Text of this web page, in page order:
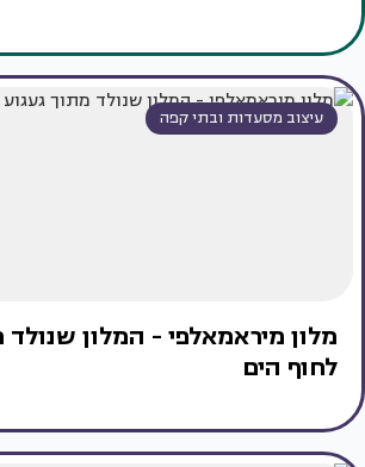
עיצוב מסעדות ובתי קפה
מלון מיראמאלפי - המלון שנולד
לחוף הים